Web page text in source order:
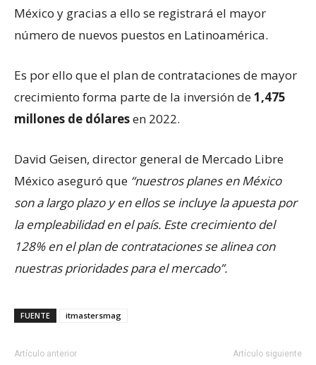
México y gracias a ello se registrará el mayor
número de nuevos puestos en Latinoamérica.
Es por ello que el plan de contrataciones de mayor
crecimiento forma parte de la inversión de1,475
millones de dólaresen 2022.
David Geisen, director general de Mercado Libre
México aseguró que “nuestros planes en México
son a largo plazo y en ellos se incluye la apuesta por
la empleabilidad en el país. Este crecimiento del
128% en el plan de contrataciones se alinea con
nuestras prioridades para el mercado”.
FUENTE itmastersmag
Artículo anterior Artículo siguiente